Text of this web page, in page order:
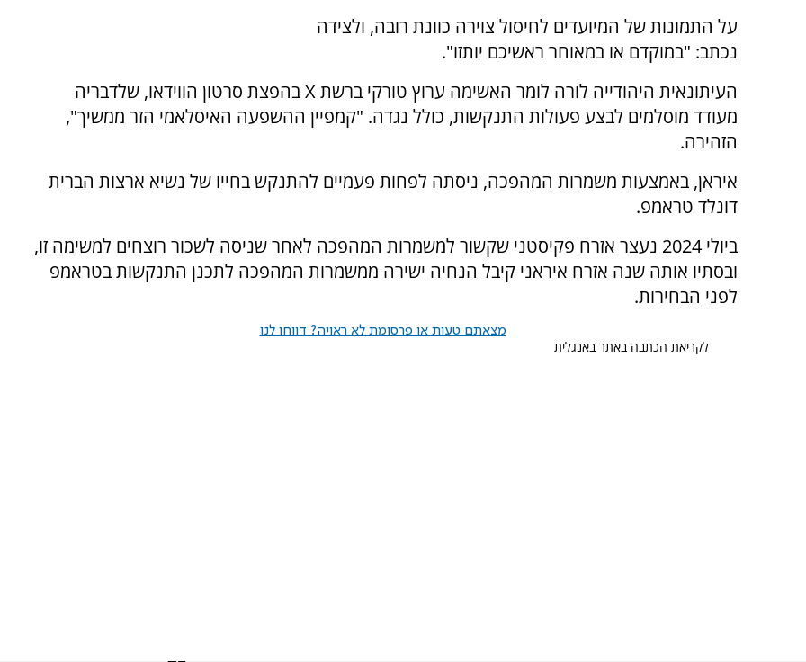
על התמונות של המיועדים לחיסול צוירה כוונת רובה, ולצידה
נכתב: "במוקדם או במאוחר ראשיכם יותזו".
העיתונאית היהודייה לורה לומר האשימה ערוץ טורקי ברשת X בהפצת סרטון הווידאו, שלדבריה
מעודד מוסלמים לבצע פעולות התנקשות, כולל נגדה. "קמפיין ההשפעה האיסלאמי הזר ממשיך",
הזהירה.
איראן, באמצעות משמרות המהפכה, ניסתה לפחות פעמיים להתנקש בחייו של נשיא ארצות הברית
דונלד טראמפ.
ביולי 2024 נעצר אזרח פקיסטני שקשור למשמרות המהפכה לאחר שניסה לשכור רוצחים למשימה זו,
ובסתיו אותה שנה אזרח איראני קיבל הנחיה ישירה ממשמרות המהפכה לתכנן התנקשות בטראמפ
לפני הבחירות.
מצאתם טעות או פרסומת לא ראויה? דווחו לנו
לקריאת הכתבה באתר באנגלית